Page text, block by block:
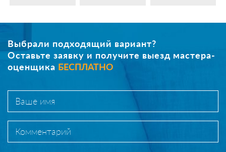
Выбрали подходящий вариант?
Оставьте заявку и получите выезд мастера-
оценщика БЕСПЛАТНО